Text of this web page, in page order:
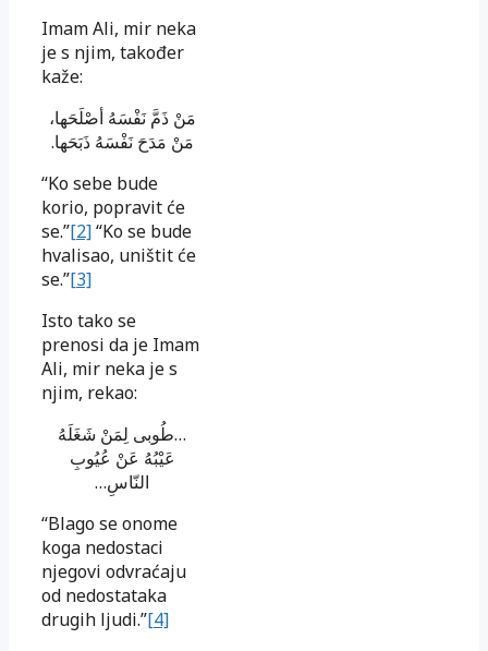
Imam Ali, mir neka
je s njim, također
kaže:
مَنْ ذَمَّ نَفْسَهُ أصْلَحَها،
مَنْ مَدَحَ نَفْسَهُ ذَبَحَها.
“Ko sebe bude
korio, popravit će
se.”[2]“Ko se bude
hvalisao, uništit će
se.”[3]
Isto tako se
prenosi da je Imam
Ali, mir neka je s
njim, rekao:
…طُوبی لِمَنْ شَغَلَهُ
عَیْبُهُ عَنْ عُیُوبِ
النّاسِ…
“Blago se onome
koga nedostaci
njegovi odvraćaju
od nedostataka
drugih ljudi.”[4]